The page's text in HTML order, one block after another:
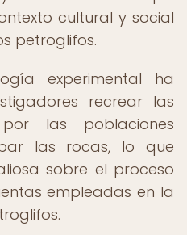
cultural y social
petroglifos.
experimental ha
recrear las
las poblaciones
las rocas, lo que
sobre el proceso
empleadas en la